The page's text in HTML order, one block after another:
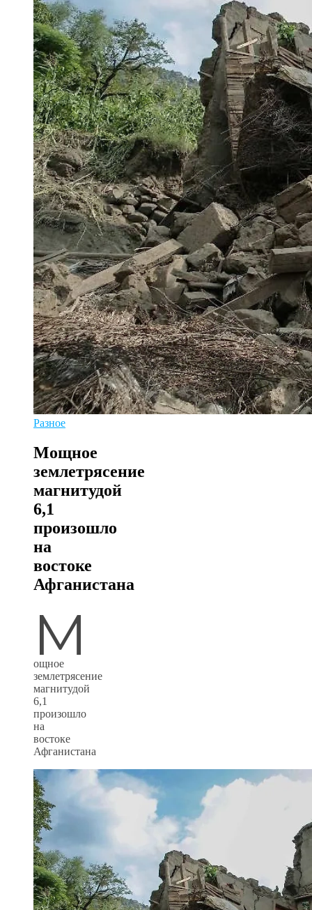
Разное
Мощное
землетрясение
магнитудой
6,1
произошло
на
востоке
Афганистана
М
ощное
землетрясение
магнитудой
6,1
произошло
на
востоке
Афганистана